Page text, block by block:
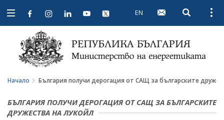
Open
navigation
EN Open
Начало България получи дерогация от САЩ за българските
БЪЛГАРИЯ ПОЛУЧИ ДЕРОГАЦИЯ ОТ САЩ ЗА БЪЛГАРСКИТЕ
ДРУЖЕСТВА НА ЛУКОЙЛ